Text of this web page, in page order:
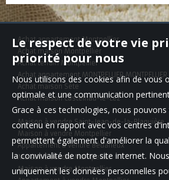
Achat appartement Montpellier
Achat maison Montpellier
Achat terrain Montpellier
Achat appartement MONTPELLIER,MONTPELLIER
Achat maison Sète
Achat maison Castelnau-le-Lez
Maison à vendre Saint-Jean-de-la-Blaquière
Maison à vendre Montpellier
Appartement à vendre Bédarieux
Maison à vendre Montpellier
Maison à vendre Montpellier
Le respect de votre vie
priorité pour nous
Nous utilisons des cookies afin de vous
optimale et une communication
Grace à ces technologies, nous
contenu en rapport avec vos centres
permettent également d'améliorer la
la convivialité de notre site internet.
uniquement les données personnelles